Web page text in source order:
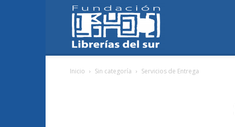
Inicio Sin categoría Servicios de Entrega